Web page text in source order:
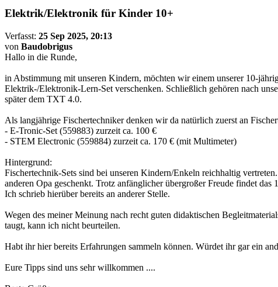
Elektrik/Elektronik für Kinder 10+
Verfasst: 25 Sep 2025, 20:13
von Baudobrigus
Hallo in die Runde,
in Abstimmung mit unseren Kindern, möchten wir einem unserer 10-
Elektrik-/Elektronik-Lern-Set verschenken. Schließlich gehören nach
später dem TXT 4.0.
Als langjährige Fischertechniker denken wir da natürlich zuerst an
- E-Tronic-Set (559883) zurzeit ca. 100 €
- STEM Electronic (559884) zurzeit ca. 170 € (mit Multimeter)
Hintergrund:
Fischertechnik-Sets sind bei unseren Kindern/Enkeln reichhaltig
anderen Opa geschenkt. Trotz anfänglicher übergroßer Freude findet
Ich schrieb hierüber bereits an anderer Stelle.
Wegen des meiner Meinung nach recht guten didaktischen
taugt, kann ich nicht beurteilen.
Habt ihr hier bereits Erfahrungen sammeln können. Würdet ihr gar ein
Eure Tipps sind uns sehr willkommen ....